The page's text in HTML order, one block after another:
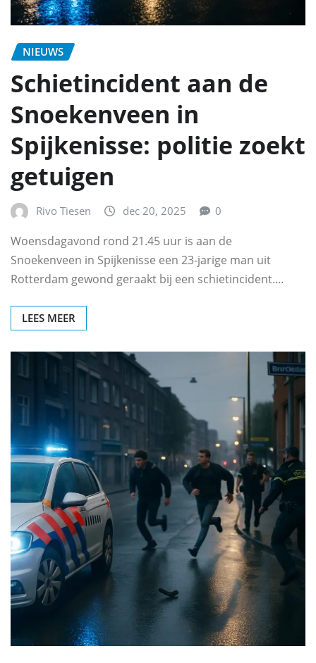
NIEUWS
Schietincident aan de
Snoekenveen in
Spijkenisse: politie zoekt
getuigen
Rivo Tiesen dec 20, 2025 0
Woensdagavond rond 21.45 uur is aan de
Snoekenveen in Spijkenisse een 23-jarige man uit
Rotterdam gewond geraakt bij een schietincident.…
LEES MEER